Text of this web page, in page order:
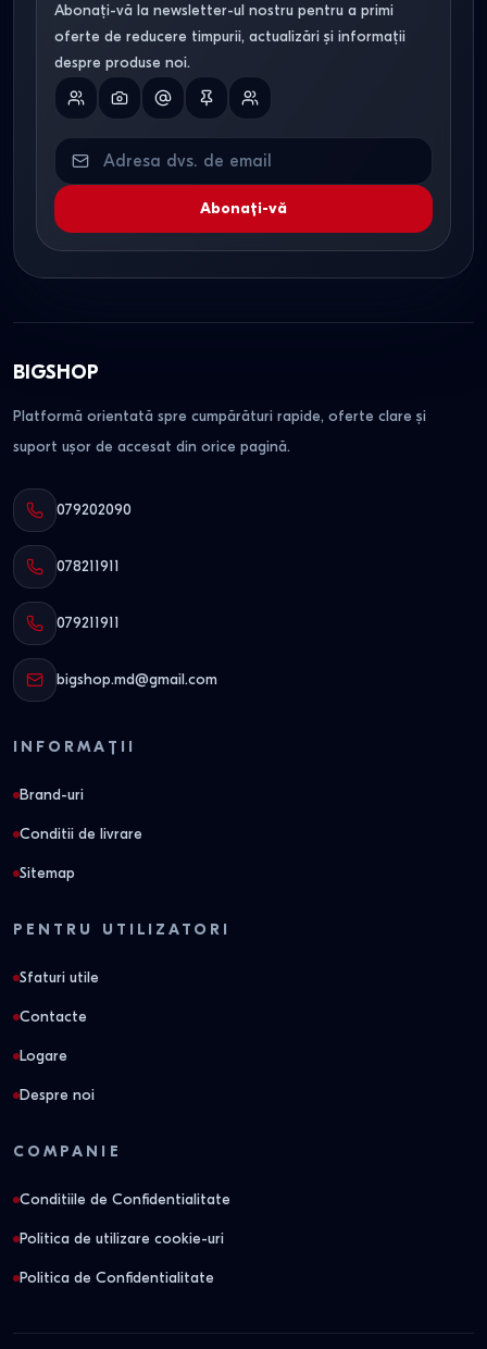
Abonați-vă la newsletter-ul nostru pentru a primi
oferte de reducere timpurii, actualizări și informații
despre produse noi.
Abonați-vă
BIGSHOP
Platformă orientată spre cumpărături rapide, oferte clare și
suport ușor de accesat din orice pagină.
079202090
078211911
079211911
bigshop.md@gmail.com
INFORMAȚII
Brand-uri
Conditii de livrare
Sitemap
PENTRU UTILIZATORI
Sfaturi utile
Contacte
Logare
Despre noi
COMPANIE
Conditiile de Confidentialitate
Politica de utilizare cookie-uri
Politica de Confidentialitate